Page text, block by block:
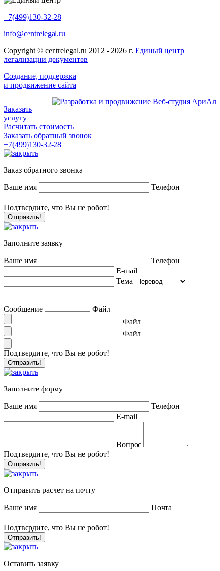
+7(499)130-32-28
info@centrelegal.ru
Copyright © centrelegal.ru 2012 - 2026 г. Единый центр
легализации документов
Создание, поддержка
и продвижение сайта
Заказать
услугу
Расчитать стоимость
Заказать обратный звонок
+7(499)130-32-28
Заказ обратного звонка
Ваше имя Телефон
Подтвердите, что Вы не робот!
Заполните заявку
Ваше имя
Телефон
E-mail
Тема
Сообщение
Файл
Файл
Файл
Подтвердите, что Вы не робот!
Заполните форму
Ваше имя
Телефон
E-mail
Вопрос
Подтвердите, что Вы не робот!
Отправить расчет на почту
Ваше имя Почта
Подтвердите, что Вы не робот!
Оставить заявку